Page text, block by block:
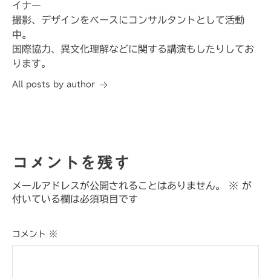
イナー
撮影、デザインをベースにコンサルタントとして活動
中。
国際協力、異文化理解などに関する講演もしたりしてお
ります。
All posts by author
コメントを残す
メールアドレスが公開されることはありません。 ※ が
付いている欄は必須項目です
コメント ※